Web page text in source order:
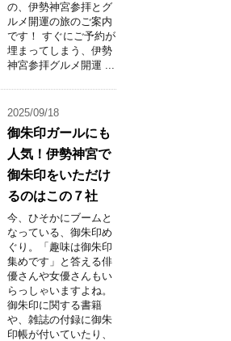
の、伊勢神宮参拝とグ
ルメ開運の旅のご案内
です！ すぐにご予約が
埋まってしまう、伊勢
神宮参拝グルメ開運 ...
2025/09/18
御朱印ガールにも
人気！伊勢神宮で
御朱印をいただけ
るのはこの７社
今、ひそかにブームと
なっている、御朱印め
ぐり。「趣味は御朱印
集めです」と答える俳
優さんや女優さんもい
らっしゃいますよね。
御朱印に関する書籍
や、雑誌の付録に御朱
印帳が付いていたり、